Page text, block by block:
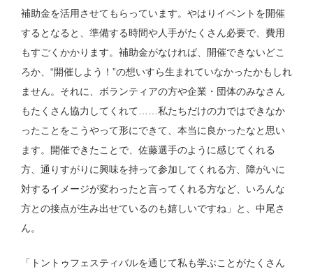
補助金を活用させてもらっています。やはりイベントを開催
するとなると、準備する時間や人手がたくさん必要で、費用
もすごくかかります。補助金がなければ、開催できないどこ
ろか、“開催しよう！”の想いすら生まれていなかったかもしれ
ません。それに、ボランティアの方や企業・団体のみなさん
もたくさん協力してくれて……私たちだけの力ではできなか
ったことをこうやって形にできて、本当に良かったなと思い
ます。開催できたことで、佐藤選手のように感じてくれる
方、通りすがりに興味を持って参加してくれる方、障がいに
対するイメージが変わったと言ってくれる方など、いろんな
方との接点が生み出せているのも嬉しいですね」と、中尾さ
ん。
「トントゥフェスティバルを通じて私も学ぶことがたくさん